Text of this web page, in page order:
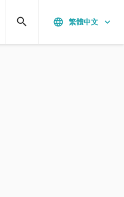
language 繁體中文 keyboard_arrow_down
search